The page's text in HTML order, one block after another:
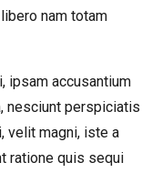
nam totam
ipsam accusantium
nesciunt perspiciatis
velit magni, iste a
ratione quis sequi